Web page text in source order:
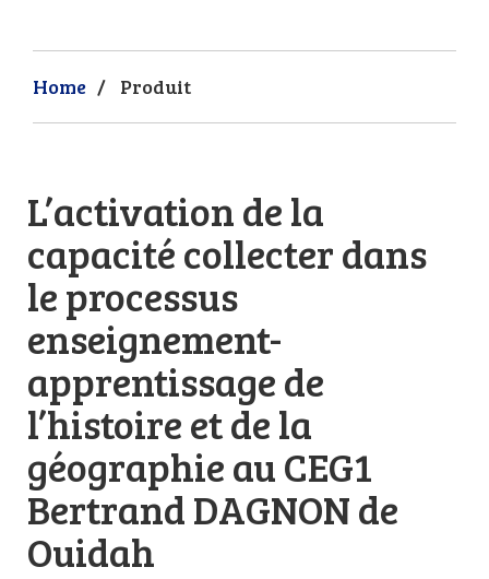
Home / Produit
L’activation de la
capacité collecter dans
le processus
enseignement-
apprentissage de
l’histoire et de la
géographie au CEG1
Bertrand DAGNON de
Ouidah